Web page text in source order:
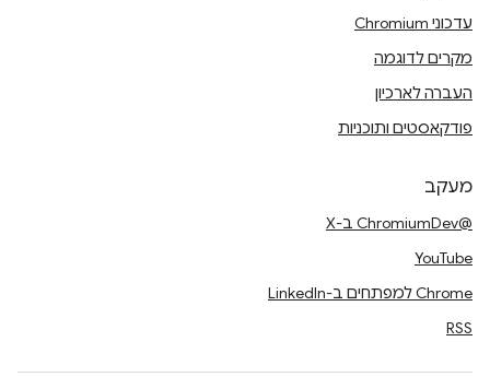
עדכוני Chromium
מקרים לדוגמה
העברה לארכיון
פודקאסטים ותוכניות
מעקב
@ChromiumDev ב-X
YouTube
Chrome למפתחים ב-LinkedIn
RSS